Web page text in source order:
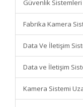
Güvenlik
Fabrika Kamera
Data Ve İletişim
Data ve İletişim
Kamera Sistemi